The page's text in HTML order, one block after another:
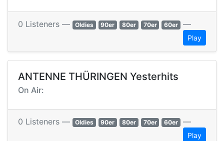
0 Listeners — Oldies 90er 80er 70er 60er —
Play
ANTENNE THÜRINGEN Yesterhits
On Air:
0 Listeners — Oldies 90er 80er 70er 60er —
Play